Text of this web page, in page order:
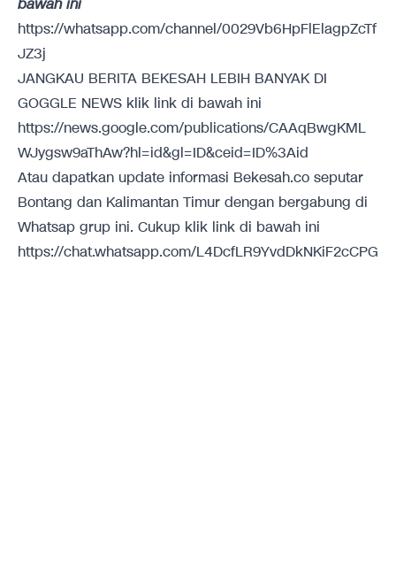
https://whatsapp.com/channel/0029Vb6HpFlElagpZcTf
JZ3j
JANGKAU BERITA BEKESAH LEBIH BANYAK DI
GOGGLE NEWS klik link di bawah ini
https://news.google.com/publications/CAAqBwgKML
WJygsw9aThAw?hl=id&gl=ID&ceid=ID%3Aid
Atau dapatkan update informasi Bekesah.co seputar
Bontang dan Kalimantan Timur dengan bergabung di
Whatsap grup ini. Cukup klik link di bawah ini
https://chat.whatsapp.com/L4DcfLR9YvdDkNKiF2cCPG